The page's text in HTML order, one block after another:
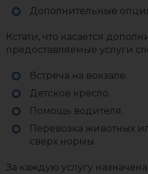
Дополнительные
Кстати, что касается
предоставляемые услуги
Встреча на вокзале.
Детское кресло.
Помощь водителя.
Перевозка животных
сверх нормы.
За каждую услугу